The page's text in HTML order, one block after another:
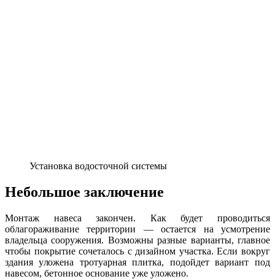
Установка водосточной системы
Небольшое заключение
Монтаж навеса закончен. Как будет проводиться
облагораживание территории — остается на усмотрение
владельца сооружения. Возможны разные варианты, главное
чтобы покрытие сочеталось с дизайном участка. Если вокруг
здания уложена тротуарная плитка, подойдет вариант под
навесом, бетонное основание уже уложено.